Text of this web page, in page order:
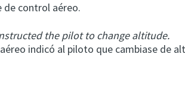
de control aéreo.
the pilot to change altitude.
indicó al piloto que cambiase de